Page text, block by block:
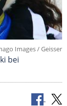
Images / Geisser
bei